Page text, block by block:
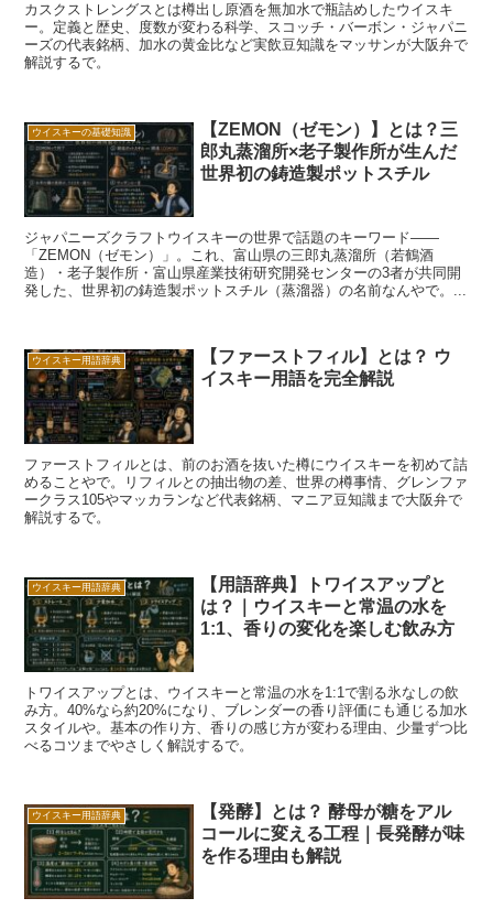
カスクストレングスとは樽出し原酒を無加水で瓶詰めしたウイスキ
ー。定義と歴史、度数が変わる科学、スコッチ・バーボン・ジャパニ
ーズの代表銘柄、加水の黄金比など実飲豆知識をマッサンが大阪弁で
解説するで。
ウイスキーの基礎知識
【ZEMON（ゼモン）】とは？三
郎丸蒸溜所×老子製作所が生んだ
世界初の鋳造製ポットスチル
ジャパニーズクラフトウイスキーの世界で話題のキーワード——
「ZEMON（ゼモン）」。これ、富山県の三郎丸蒸溜所（若鶴酒
造）・老子製作所・富山県産業技術研究開発センターの3者が共同開
発した、世界初の鋳造製ポットスチル（蒸溜器）の名前なんやで。...
ウイスキー用語辞典
【ファーストフィル】とは？ ウ
イスキー用語を完全解説
ファーストフィルとは、前のお酒を抜いた樽にウイスキーを初めて詰
めることやで。リフィルとの抽出物の差、世界の樽事情、グレンファ
ークラス105やマッカランなど代表銘柄、マニア豆知識まで大阪弁で
解説するで。
ウイスキー用語辞典
【用語辞典】トワイスアップと
は？｜ウイスキーと常温の水を
1:1、香りの変化を楽しむ飲み方
トワイスアップとは、ウイスキーと常温の水を1:1で割る氷なしの飲
み方。40%なら約20%になり、ブレンダーの香り評価にも通じる加水
スタイルや。基本の作り方、香りの感じ方が変わる理由、少量ずつ比
べるコツまでやさしく解説するで。
ウイスキー用語辞典
【発酵】とは？ 酵母が糖をアル
コールに変える工程｜長発酵が味
を作る理由も解説